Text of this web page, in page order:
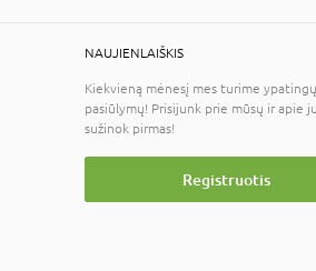
NAUJIENLAIŠKIS
Kiekvieną mėnesį mes turime ypatingų
pasiūlymų! Prisijunk prie mūsų ir apie
sužinok pirmas!
Registruotis